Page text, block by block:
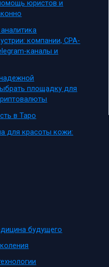
юристов и
компании, CPA-
каналы и
площадку для
в Таро
для красоты кожи:
будущего